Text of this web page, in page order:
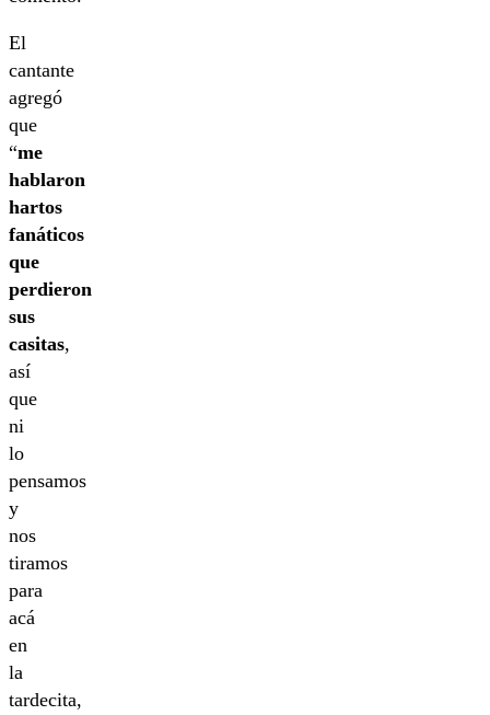
El
cantante
agregó
que
“me
hablaron
hartos
fanáticos
que
perdieron
sus
casitas,
así
que
ni
lo
pensamos
y
nos
tiramos
para
acá
en
la
tardecita,